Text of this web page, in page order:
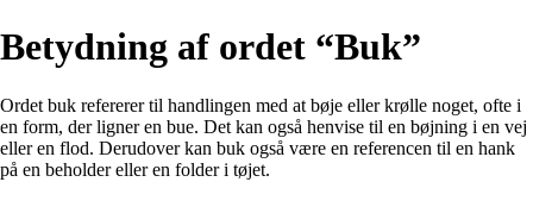
Betydning af ordet “Buk”
Ordet buk refererer til handlingen med at bøje eller krølle noget, ofte i
en form, der ligner en bue. Det kan også henvise til en bøjning i en vej
eller en flod. Derudover kan buk også være en referencen til en hank
på en beholder eller en folder i tøjet.